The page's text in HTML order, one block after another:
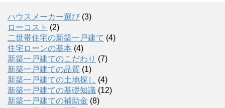
ハウスメーカー選び (3)
ローコスト (2)
二世帯住宅の新築一戸建て (4)
住宅ローンの基本 (4)
新築一戸建てのこだわり (7)
新築一戸建ての品質 (1)
新築一戸建ての土地探し (4)
新築一戸建ての基礎知識 (12)
新築一戸建ての補助金 (8)